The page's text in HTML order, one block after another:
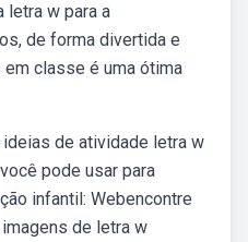
letra w para a
de forma divertida e
classe é uma ótima
de atividade letra w
pode usar para
infantil: Webencontre
de letra w